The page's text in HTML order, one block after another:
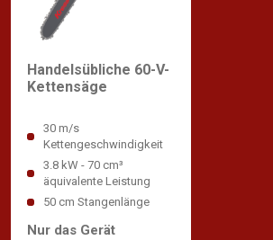
Handelsübliche 60-V-
Kettensäge
30 m/s
Kettengeschwindigkeit
3.8 kW - 70 cm³
äquivalente Leistung
50 cm Stangenlänge
Nur das Gerät